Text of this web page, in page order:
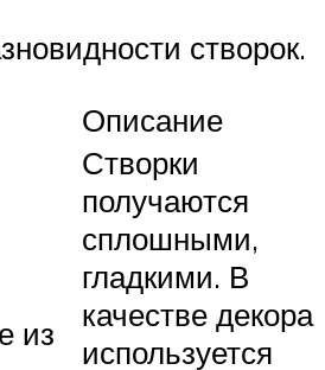
створок.
Описание
из
Створки
получаются
сплошными,
гладкими. В
качестве декора
используется